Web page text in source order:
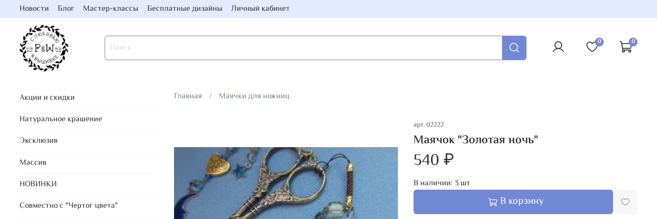
Новости Блог Мастер-классы Бесплатные дизайны Личный кабинет
0 0
Главная Маячки для ножниц
арт.02222
Маячок "Золотая ночь"
540 ₽
В наличии: 3шт
В корзину
Акции и скидки
Натуральное крашение
Эксклюзив
Массив
НОВИНКИ
Совместно с "Чертог цвета"